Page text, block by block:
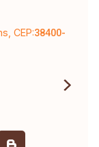
CEP:38400-